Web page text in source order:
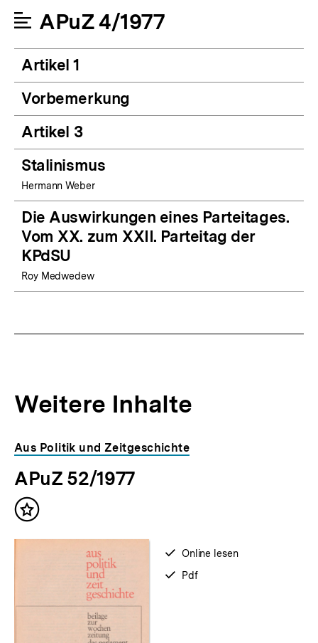
APuZ 4/1977
Artikel 1
Vorbemerkung
Artikel 3
Stalinismus
Hermann Weber
Die Auswirkungen eines Parteitages.
Vom XX. zum XXII. Parteitag der
KPdSU
Roy Medwedew
Weitere Inhalte
Inhaltskarousell
für
weitere
Inhalte
Inhaltskarussell
überspringen
Aus Politik und Zeitgeschichte
APuZ 52/1977
Inhalt
verfügbar
Online lesen
verfügbar
Pdf